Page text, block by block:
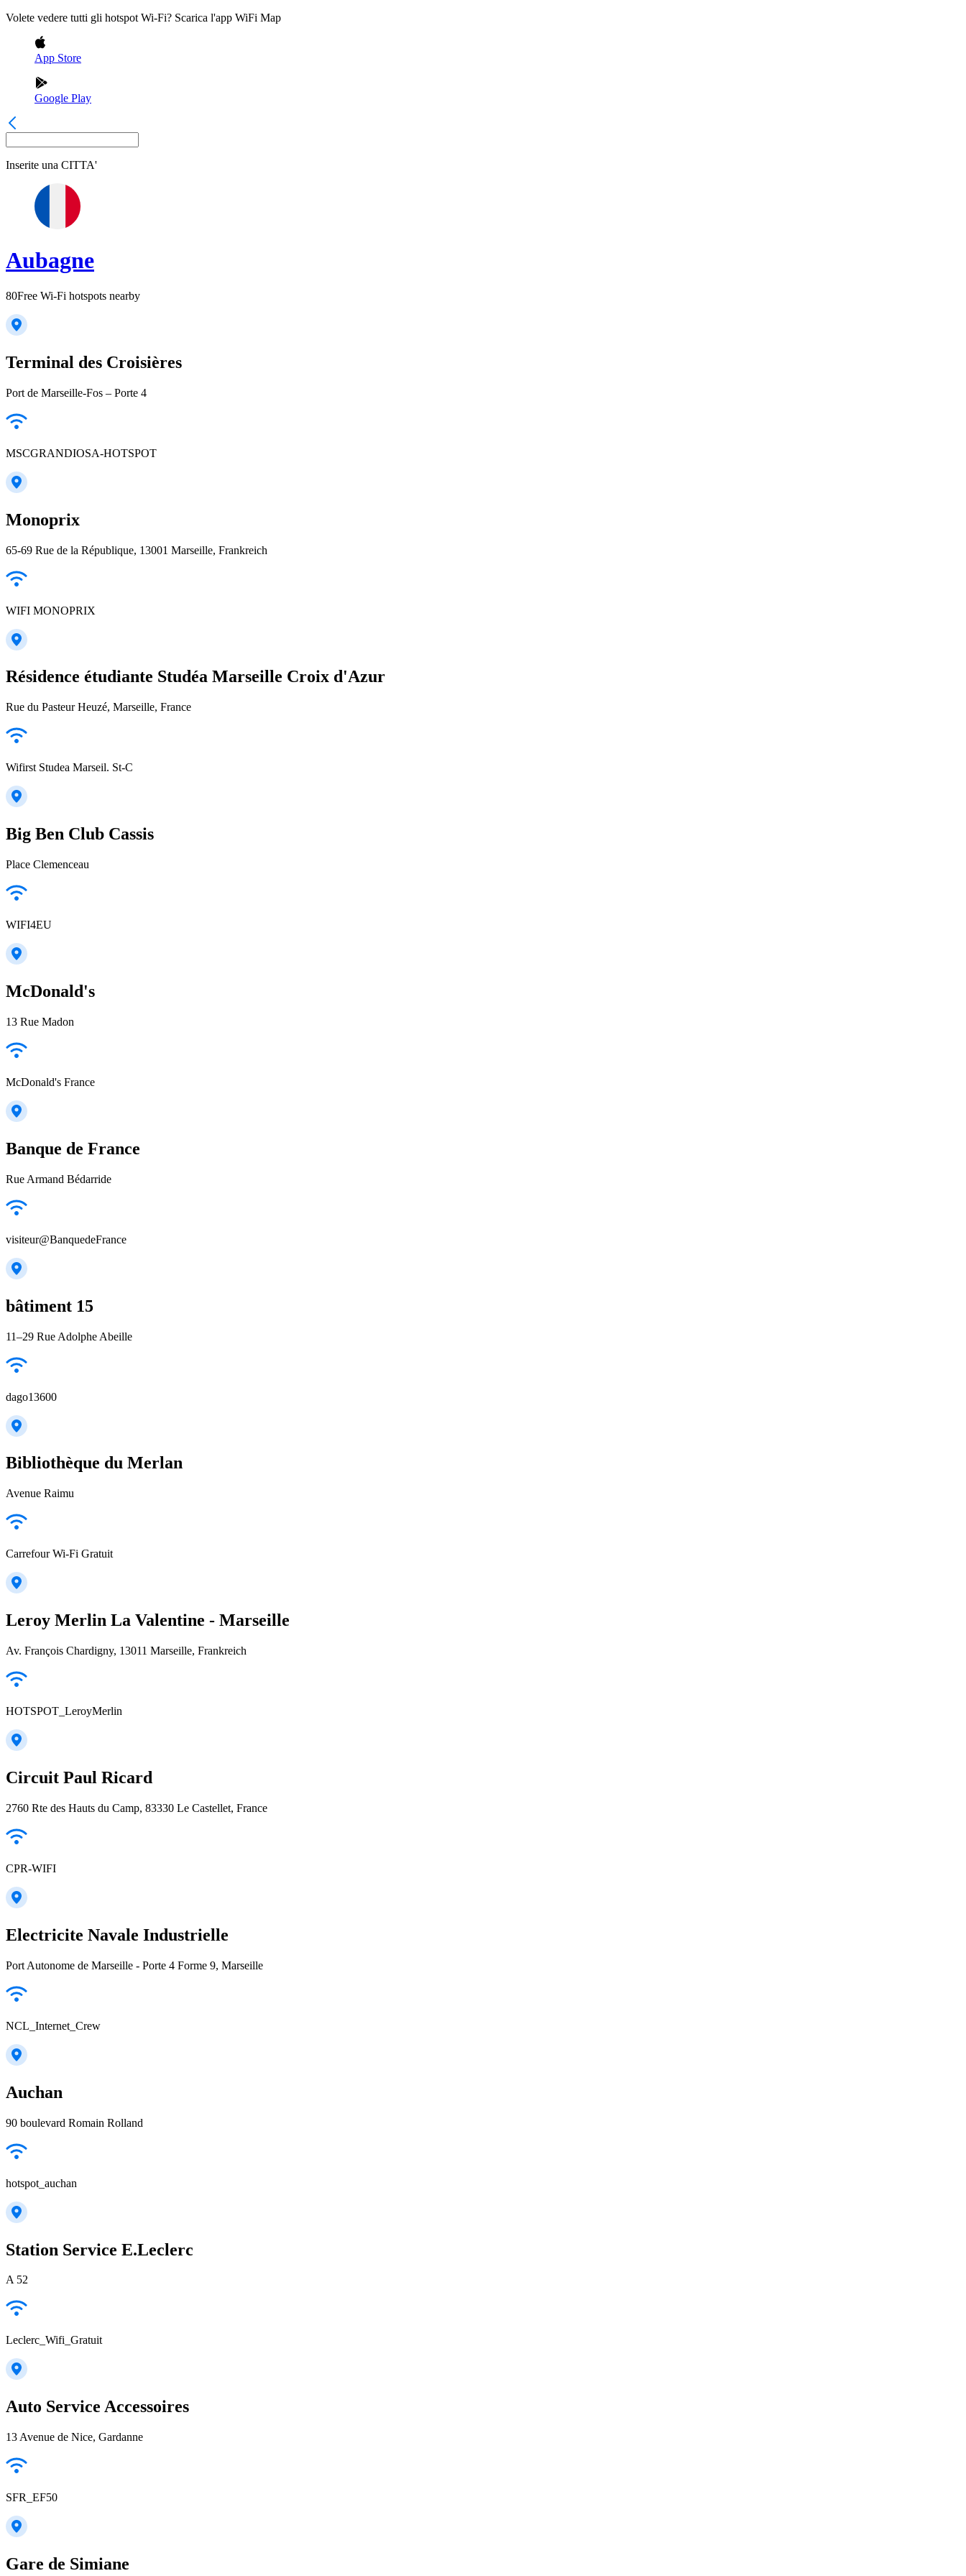
Volete vedere tutti gli hotspot Wi-Fi? Scarica l'app WiFi Map
App Store
Google Play
Inserite una CITTA'
Aubagne
80Free Wi-Fi hotspots nearby
Terminal des Croisières
Port de Marseille-Fos – Porte 4
MSCGRANDIOSA-HOTSPOT
Monoprix
65-69 Rue de la République, 13001 Marseille, Frankreich
WIFI MONOPRIX
Résidence étudiante Studéa Marseille Croix d'Azur
Rue du Pasteur Heuzé, Marseille, France
Wifirst Studea Marseil. St-C
Big Ben Club Cassis
Place Clemenceau
WIFI4EU
McDonald's
13 Rue Madon
McDonald's France
Banque de France
Rue Armand Bédarride
visiteur@BanquedeFrance
bâtiment 15
11–29 Rue Adolphe Abeille
dago13600
Bibliothèque du Merlan
Avenue Raimu
Carrefour Wi-Fi Gratuit
Leroy Merlin La Valentine - Marseille
Av. François Chardigny, 13011 Marseille, Frankreich
HOTSPOT_LeroyMerlin
Circuit Paul Ricard
2760 Rte des Hauts du Camp, 83330 Le Castellet, France
CPR-WIFI
Electricite Navale Industrielle
Port Autonome de Marseille - Porte 4 Forme 9, Marseille
NCL_Internet_Crew
Auchan
90 boulevard Romain Rolland
hotspot_auchan
Station Service E.Leclerc
A 52
Leclerc_Wifi_Gratuit
Auto Service Accessoires
13 Avenue de Nice, Gardanne
SFR_EF50
Gare de Simiane